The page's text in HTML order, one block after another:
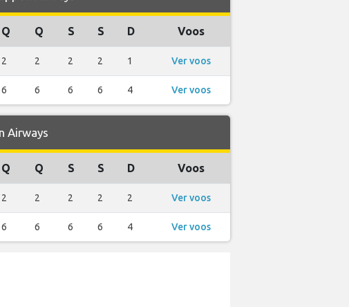
Q Q S S D Voos
2 2 2 2 1 Ver voos
6 6 6 6 4 Ver voos
Airways
Q Q S S D Voos
2 2 2 2 2 Ver voos
6 6 6 6 4 Ver voos